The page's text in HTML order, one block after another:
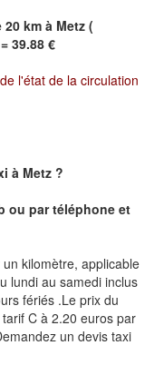
km à Metz (
39.88 €
l'état de la circulation
à Metz ?
ou par téléphone et
kilomètre, applicable
lundi au samedi inclus
fériés .Le prix du
C à 2.20 euros par
un devis taxi